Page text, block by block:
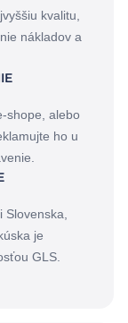
kvalitu,
nákladov a
shope, alebo
ho u
je
GLS.